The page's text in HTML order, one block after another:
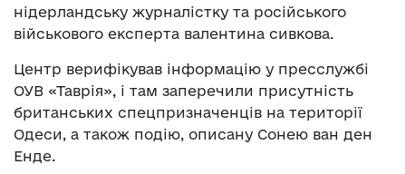
нідерландську журналістку та російського
військового експерта валентина сивкова.
Центр верифікував інформацію у пресслужбі
ОУВ «Таврія», і там заперечили присутність
британських спецпризначенців на території
Одеси, а також подію, описану Сонею ван ден
Енде.